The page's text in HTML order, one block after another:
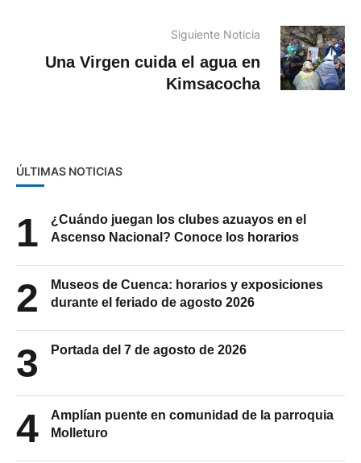
Siguiente Noticia
Una Virgen cuida el agua en
Kimsacocha
ÚLTIMAS NOTICIAS
1
¿Cuándo juegan los clubes azuayos en el
Ascenso Nacional? Conoce los horarios
2
Museos de Cuenca: horarios y exposiciones
durante el feriado de agosto 2026
3 Portada del 7 de agosto de 2026
4
Amplían puente en comunidad de la parroquia
Molleturo